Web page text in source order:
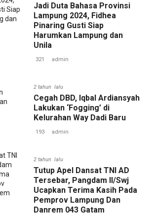
Jadi Duta Bahasa Provinsi
Lampung 2024, Fidhea
Pinaring Gusti Siap
Harumkan Lampung dan
Unila
321 admin
2 tahun lalu
Cegah DBD, Iqbal Ardiansyah
Lakukan ‘Fogging’ di
Kelurahan Way Dadi Baru
193 admin
2 tahun lalu
Tutup Apel Dansat TNI AD
Tersebar, Pangdam II/Swj
Ucapkan Terima Kasih Pada
Pemprov Lampung Dan
Danrem 043 Gatam